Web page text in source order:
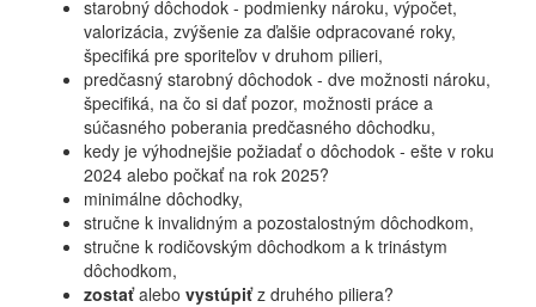
starobný dôchodok - podmienky nároku, výpočet,
valorizácia, zvýšenie za ďalšie odpracované roky,
špecifiká pre sporiteľov v druhom pilieri,
predčasný starobný dôchodok - dve možnosti nároku,
špecifiká, na čo si dať pozor, možnosti práce a
súčasného poberania predčasného dôchodku,
kedy je výhodnejšie požiadať o dôchodok - ešte v roku
2024 alebo počkať na rok 2025?
minimálne dôchodky,
stručne k invalidným a pozostalostným dôchodkom,
stručne k rodičovským dôchodkom a k trinástym
dôchodkom,
zostaťalebo vystúpiťz druhého piliera?